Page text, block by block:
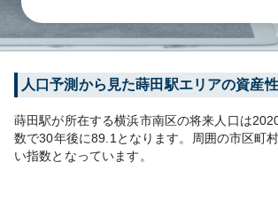
人口予測から見た蒔田駅エリアの資産
蒔田駅が所在する横浜市南区の将来人口は
数で30年後に89.1 となります。 周囲の市区町
い指数となっています。